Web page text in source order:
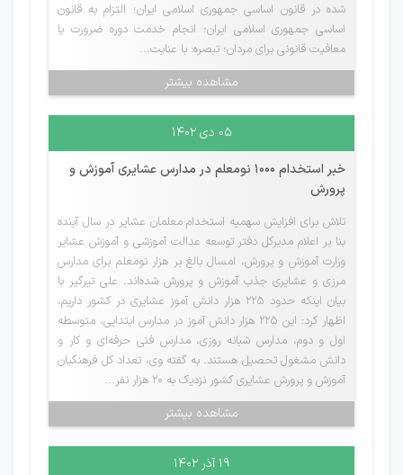
شده در قانون اساسی جمهوری اسلامی ایران؛ التزام به قانون
اساسی جمهوری اسلامی ایران؛ انجام خدمت دوره ضرورت یا
معافیت قانونی برای مردان؛ تبصره: با عنایت...
مشاهده بیشتر
۰۵ دی ۱۴۰۲
خبر استخدام 1000 نومعلم در مدارس عشایری آموزش و
پرورش
تلاش برای افزایش سهمیه استخدام معلمان عشایر در سال آینده
بنا بر اعلام مدیرکل دفتر توسعه عدالت آموزشی و آموزش عشایر
وزارت آموزش و پرورش، امسال بالغ بر هزار نومعلم برای مدارس
مرزی و عشایری جذب آموزش و پرورش شده‌اند. علی تیرگیر با
بیان اینکه حدود ۲۲۵ هزار دانش آموز عشایری در کشور داریم،
اظهار کرد: این ۲۲۵ هزار دانش آموز در مدارس ابتدایی، متوسطه
اول و دوم، مدارس شبانه روزی، مدارس فنی حرفه‌ای و کار و
دانش مشغول تحصیل هستند. به گفته وی، تعداد کل فرهنگیان
آموزش و پرورش عشایری کشور نزدیک به ۲۰ هزار نفر...
مشاهده بیشتر
۱۹ آذر ۱۴۰۲